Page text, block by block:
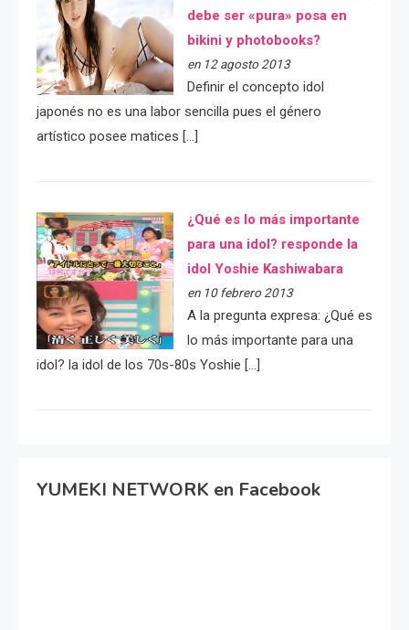
debe ser «pura» posa en
bikini y photobooks?
en 12 agosto 2013
Definir el concepto idol
japonés no es una labor sencilla pues el género
artístico posee matices […]
¿Qué es lo más importante
para una idol? responde la
idol Yoshie Kashiwabara
en 10 febrero 2013
A la pregunta expresa: ¿Qué es
lo más importante para una
idol? la idol de los 70s-80s Yoshie […]
YUMEKI NETWORK en Facebook